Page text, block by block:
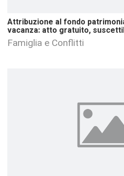
Attribuzione al fondo
vacanza: atto gratuito,
Famiglia e Conflitti